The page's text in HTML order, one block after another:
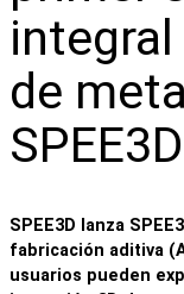
de
SPEE3D lanza
fabricación aditiva
usuarios pueden